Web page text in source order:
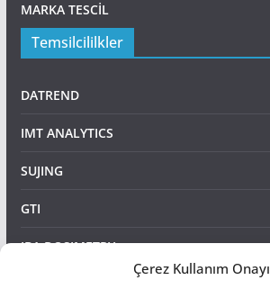
Çerez Kullanım Onayı
MARKA TESCİL
Temsilcililkler
DATREND
IMT ANALYTICS
SUJING
GTI
IBA DOSIMETRY